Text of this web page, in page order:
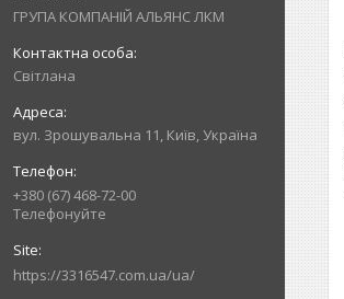
ГРУПА КОМПАНІЙ АЛЬЯНС ЛКМ
Світлана
вул. Зрошувальна 11, Київ, Україна
+380 (67) 468-72-00
Телефонуйте
https://3316547.com.ua/ua/